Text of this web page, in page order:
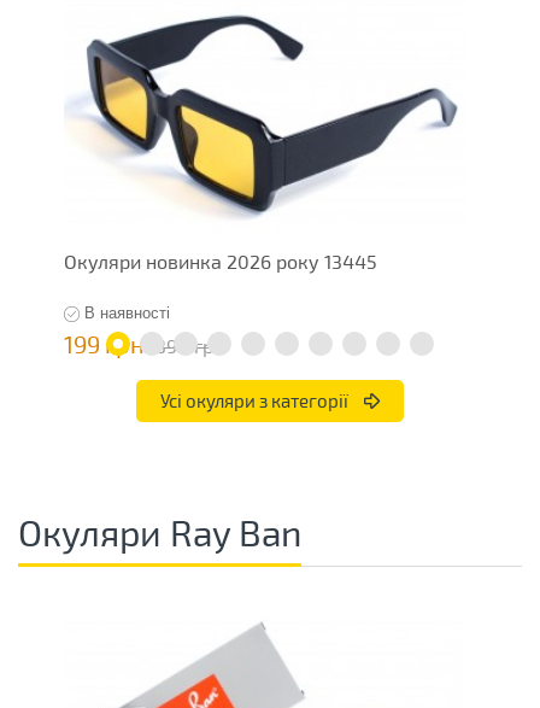
Окуляри новинка 2026 року 13445
В наявності
199 грн 398 грн
Усі окуляри з категорії
Окуляри Ray Ban